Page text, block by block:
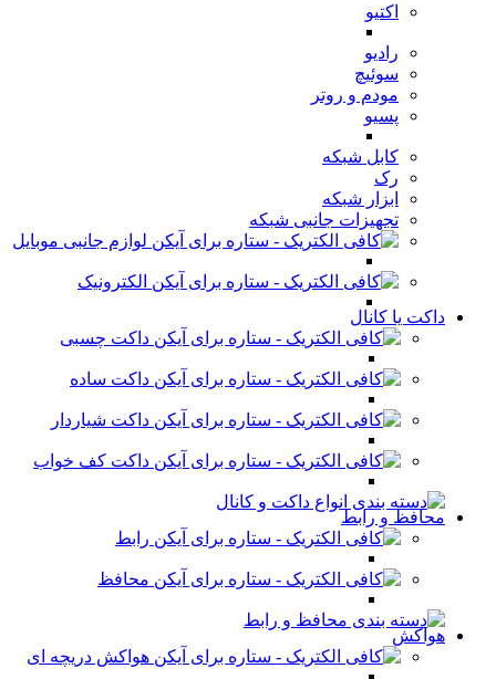
اکتیو
رادیو
سوئیچ
مودم و روتر
پسیو
کابل شبکه
رک
ابزار شبکه
تجهیزات جانبی شبکه
لوازم جانبی موبایل
الکترونیک
داکت یا کانال
داکت چسبی
داکت ساده
داکت شیاردار
داکت کف خواب
محافظ و رابط
رابط
محافظ
هواکش
هواکش دریچه ای